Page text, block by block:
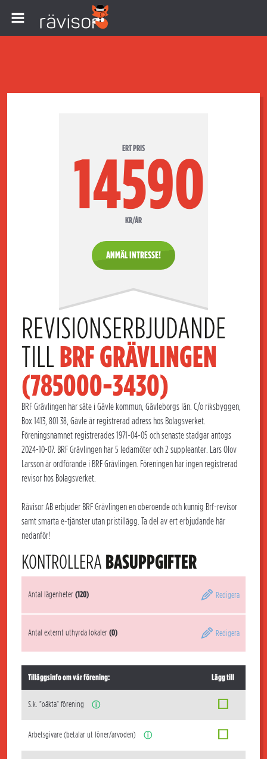
ERT PRIS
14590
KR/ÅR
ANMÄL INTRESSE!
REVISIONSERBJUDANDE
TILL BRF GRÄVLINGEN
(785000-3430)
BRF Grävlingen har säte i Gävle kommun, Gävleborgs län. C/o riksbyggen,
Box 1413, 801 38, Gävle är registrerad adress hos Bolagsverket.
Föreningsnamnet registrerades 1971-04-05 och senaste stadgar antogs
2024-10-07. BRF Grävlingen har 5 ledamöter och 2 suppleanter. Lars Olov
Larsson är ordförande i BRF Grävlingen. Föreningen har ingen registrerad
revisor hos Bolagsverket.
Rävisor AB erbjuder BRF Grävlingen en oberoende och kunnig Brf-revisor
samt smarta e-tjänster utan pristillägg. Ta del av ert erbjudande här
nedanför!
KONTROLLERA BASUPPGIFTER
Antal lägenheter(120) Redigera
Antal externt uthyrda lokaler(0) Redigera
Tilläggsinfo om vår förening: Lägg till
S.k. "oäkta" förening ⓘ
Arbetsgivare (betalar ut löner/arvoden) ⓘ